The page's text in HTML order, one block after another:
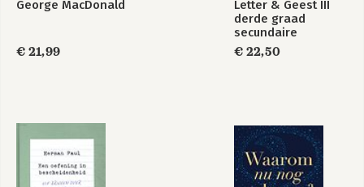
George MacDonald
€ 21,99
Letter & Geest III
derde graad
secundaire
onderwijs
€ 22,50